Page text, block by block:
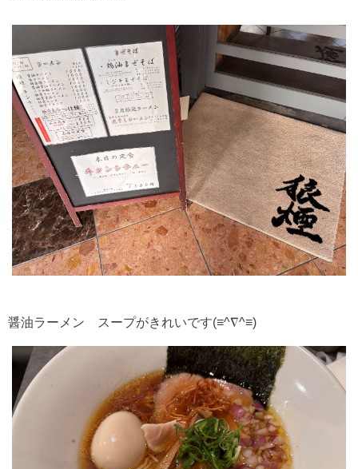
醤油ラーメン スープがきれいです(≡^∇^≡)